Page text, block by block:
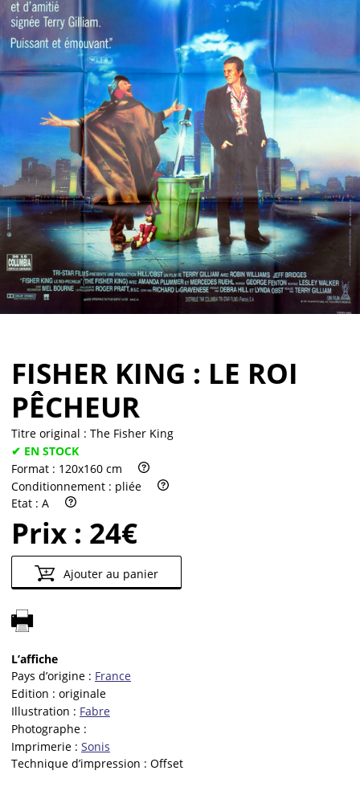
Vendre
FISHER KING : LE ROI
PÊCHEUR
Titre original : The Fisher King
✔ EN STOCK
Format : 120x160 cm
Conditionnement : pliée
Etat : A
Prix : 24€
Ajouter au panier
L’affiche
Pays d’origine : France
Edition : originale
Illustration : Fabre
Photographe :
Imprimerie : Sonis
Technique d’impression : Offset